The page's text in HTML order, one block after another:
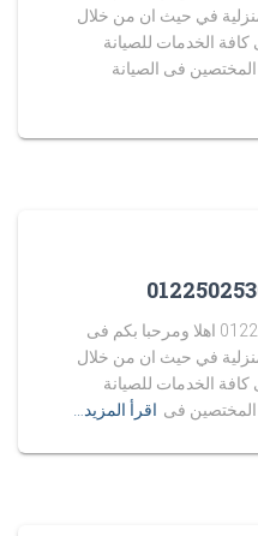
في حيث ان من خلال
الخدمات للصيانة
فى الصيانة
صيانة هوفر سيدى جابر 01225025360 اهلا ومرحبا بكم فى
في حيث ان من خلال
الخدمات للصيانة
المختصين فى اقرأ المزيد…